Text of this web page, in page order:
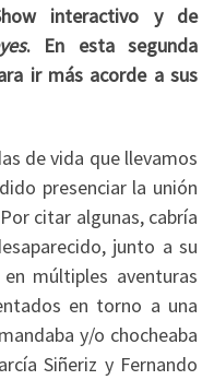
interactivo y de
. En esta segunda
ir más acorde a sus
de vida que llevamos
presenciar la unión
citar algunas, cabría
junto a su
múltiples aventuras
en torno a una
y/o chocheaba
Siñeriz y Fernando